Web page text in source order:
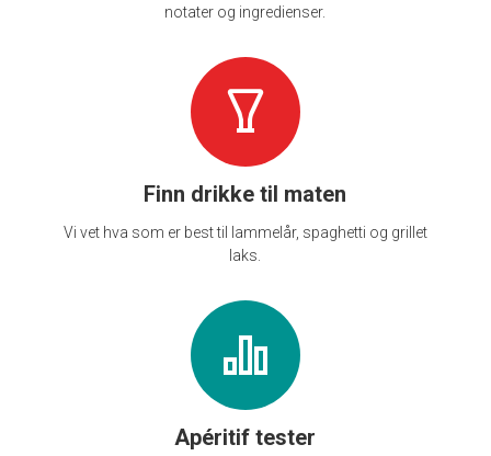
notater og ingredienser.
Finn drikke til maten
Vi vet hva som er best til lammelår, spaghetti og grillet
laks.
Apéritif tester